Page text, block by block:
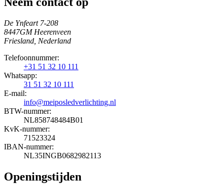
De Ynfeart 7-208
8447GM Heerenveen
Friesland, Nederland
Telefoonnummer:
+31 51 32 10 111
Whatsapp:
31 51 32 10 111
E-mail:
info@meiposledverlichting.nl
BTW-nummer:
NL858748484B01
KvK-nummer:
71523324
IBAN-nummer:
NL35INGB0682982113
Openingstijden